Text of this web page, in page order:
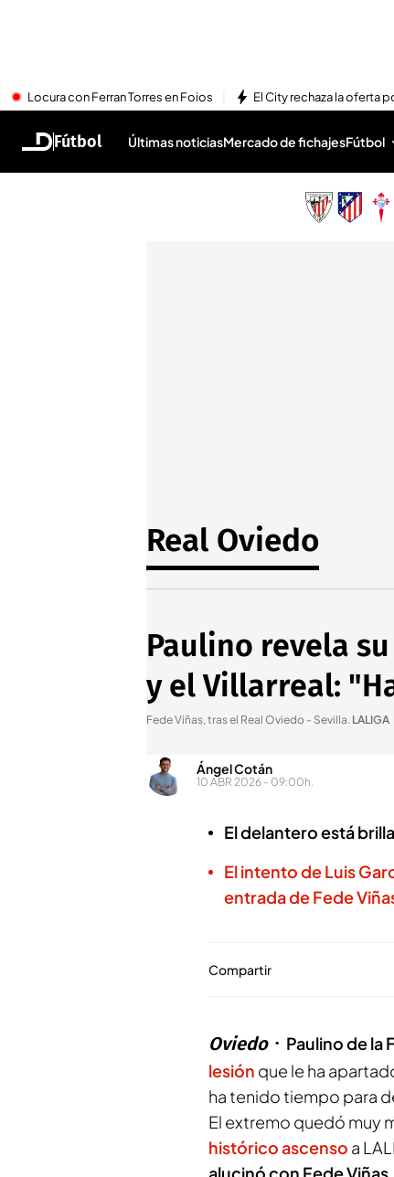
Locura con Ferran Torres en Foios El City rechaza la oferta
Fútbol Últimas noticiasMercado de fichajesFútbol
Real Oviedo
Paulino revela
y el Villarreal:
Fede Viñas, tras el Real Oviedo - Sevilla. LALIGA
Ángel Cotán
10 ABR 2026 - 09:00h.
El delantero está
El intento de Luis
entrada de Fede
Compartir
Oviedo Paulino de la
lesión que le ha
ha tenido tiempo para
El extremo quedó muy
histórico ascenso a